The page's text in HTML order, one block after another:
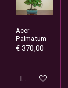
Acer
Palmatum
€ 370,00
In winkelwagen